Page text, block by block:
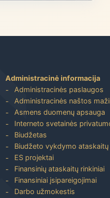
Administracinė informacija
Administracinės paslaugos
Administracinės naštos
Asmens duomenų apsauga
Interneto svetainės
Biudžetas
Biudžeto vykdymo ataskaitų
ES projektai
Finansinių ataskaitų rinkiniai
Finansiniai įsipareigojimai
Darbo užmokestis